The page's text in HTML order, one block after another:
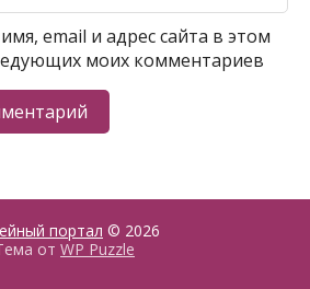
email и адрес сайта в этом
моих комментариев
портал © 2026
от WP Puzzle